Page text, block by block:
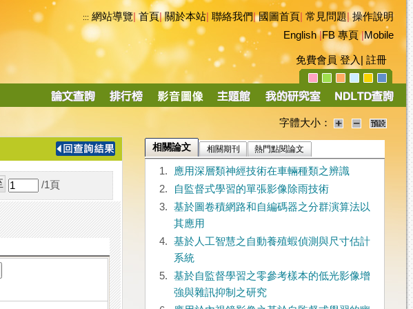
::: 網站導覽|首頁|關於本站 聯絡我們|國圖首頁 常見問題|操作說明
English|FB 專頁|Mobile
免費會員 登入 註冊
導
字體大小：
/1 頁
相關論文 相關期刊 熱門點閱論文
1.
應用深層類神經技術在車輛種類之辨識
2.
自監督式學習的單張影像除雨技術
3.
基於圖卷積網路和自編碼器之分群演算法以
其應用
4.
基於人工智慧之自動養殖蝦偵測與尺寸估計
系統
5.
基於自監督學習之零參考樣本的低光影像增
強與雜訊抑制之研究